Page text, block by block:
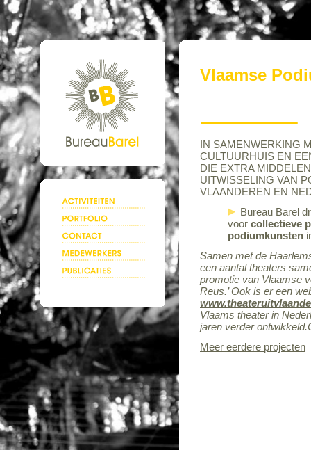
Vlaamse
IN SAMENWERKING
CULTUURHUIS EN
DIE EXTRA
UITWISSELING VAN
VLAANDEREN EN
Bureau Barel
voor collectieve
podiumkunsten
Samen met de
een aantal theaters
promotie van Vlaamse
Reus.’ Ook is er een
Vlaams theater in
jaren verder
Meer eerdere projecten